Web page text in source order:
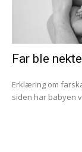
Far ble
Erklæring om
siden har babyen